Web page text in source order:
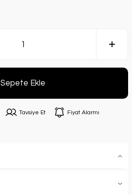
Sepete Ekle
Tavsiye Et Fiyat Alarmı